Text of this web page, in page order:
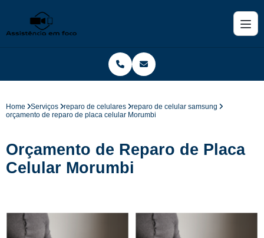
Home Serviços reparo de celulares
reparo de celular samsung
orçamento de reparo de placa celular Morumbi
Orçamento de Reparo de Placa
Celular Morumbi